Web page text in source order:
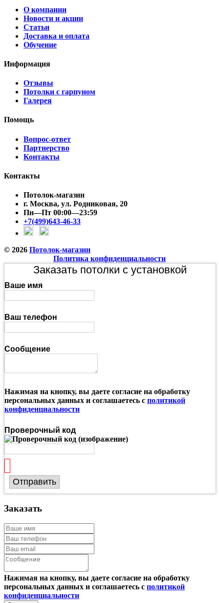
О компании
Новости и акции
Статьи
Доставка и оплата
Обучение
Информация
Отзывы
Потолки с гарпуном
Галерея
Помощь
Вопрос-ответ
Партнерство
Контакты
Контакты
Потолок-магазин
г. Москва, ул. Родниковая, 20
Пн—Пт 00:00—23:59
+7(499)643-46-33
© 2026 Потолок-магазин
Политика конфиденциальности
Заказать потолки с установкой
Ваше имя
Ваш телефон
Сообщение
Нажимая на кнопку, вы даете согласие на обработку
персональных данных и соглашаетесь с политикой
конфиденциальности
Проверочный код
Отправить
Заказать
Нажимая на кнопку, вы даете согласие на обработку
персональных данных и соглашаетесь с политикой
конфиденциальности